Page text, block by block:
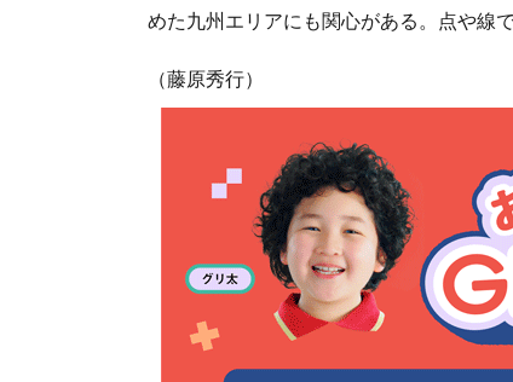
めた九州エリアにも関心がある。点や線
（藤原秀行）